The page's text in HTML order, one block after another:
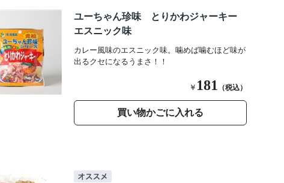
ユーちゃん珍味 とりかわジャーキー
エスニック味
カレー風味のエスニック味。噛めば噛むほど味が
出るクセになるうまさ！！
￥ 181 （税込）
買い物かごに入れる